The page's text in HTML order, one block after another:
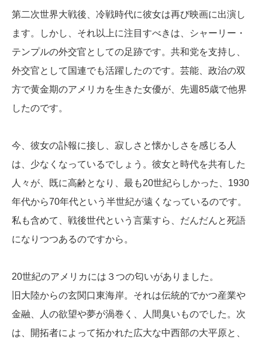
第二次世界大戦後、冷戦時代に彼女は再び映画に出演し
ます。しかし、それ以上に注目すべきは、シャーリー・
テンプルの外交官としての足跡です。共和党を支持し、
外交官として国連でも活躍したのです。芸能、政治の双
方で黄金期のアメリカを生きた女優が、先週85歳で他界
したのです。
今、彼女の訃報に接し、寂しさと懐かしさを感じる人
は、少なくなっているでしょう。彼女と時代を共有した
人々が、既に高齢となり、最も20世紀らしかった、1930
年代から70年代という半世紀が遠くなっているのです。
私も含めて、戦後世代という言葉すら、だんだんと死語
になりつつあるのですから。
20世紀のアメリカには３つの匂いがありました。
旧大陸からの玄関口東海岸。それは伝統的でかつ産業や
金融、人の欲望や夢が渦巻く、人間臭いものでした。次
は、開拓者によって拓かれた広大な中西部の大平原と、